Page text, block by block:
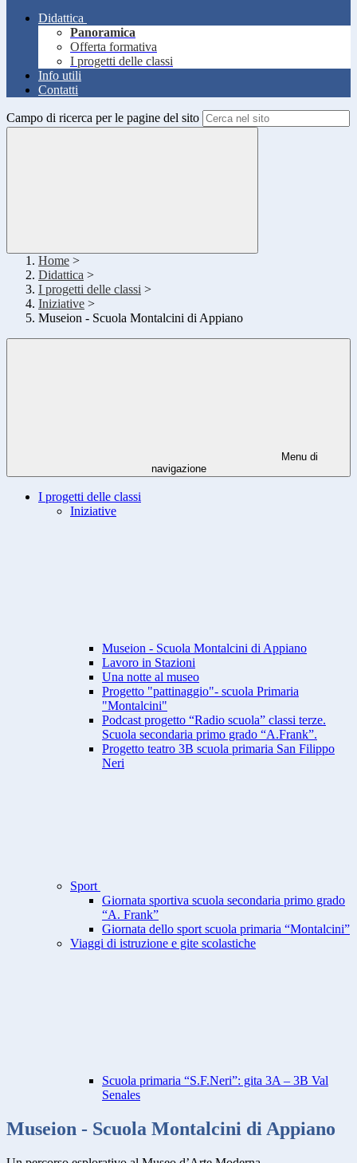
Didattica
Panoramica
Offerta formativa
I progetti delle classi
Info utili
Contatti
Campo di ricerca per le pagine del sito
Home >
Didattica >
I progetti delle classi >
Iniziative >
Museion - Scuola Montalcini di Appiano
Menu di
navigazione
I progetti delle classi
Iniziative
Museion - Scuola Montalcini di Appiano
Lavoro in Stazioni
Una notte al museo
Progetto "pattinaggio"- scuola Primaria
"Montalcini"
Podcast progetto “Radio scuola” classi terze.
Scuola secondaria primo grado “A.Frank”.
Progetto teatro 3B scuola primaria San Filippo
Neri
Sport
Giornata sportiva scuola secondaria primo grado
“A. Frank”
Giornata dello sport scuola primaria “Montalcini”
Viaggi di istruzione e gite scolastiche
Scuola primaria “S.F.Neri”: gita 3A – 3B Val
Senales
Museion - Scuola Montalcini di Appiano